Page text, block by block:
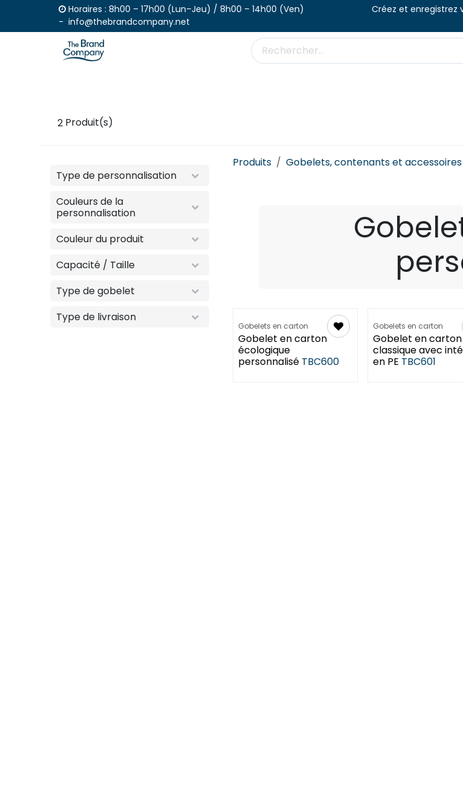
Se rendre au contenuHoraires : 8h00 – 17h00 (Lun–Jeu) / 8h00 – 14h00 (Ven) Créez et
- info@thebrandcompany.net
2 Produit(s)
Type de personnalisation
Couleurs de la
personnalisation
Couleur du produit
Capacité / Taille
Type de gobelet
Type de livraison
Produits Gobelets, contenants et accessoires
Retards en août - Confirmez avec nous
Gobelets en carton
Gobelet en carton
écologique
personnalisé TBC600 Retards en août -
Gobelets en carton
Gobelet en carton
classique avec
en PE TBC601